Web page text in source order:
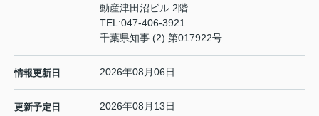
動産津田沼ビル 2階
TEL:047-406-3921
千葉県知事 (2) 第017922号
情報更新日 2026年08月06日
更新予定日 2026年08月13日